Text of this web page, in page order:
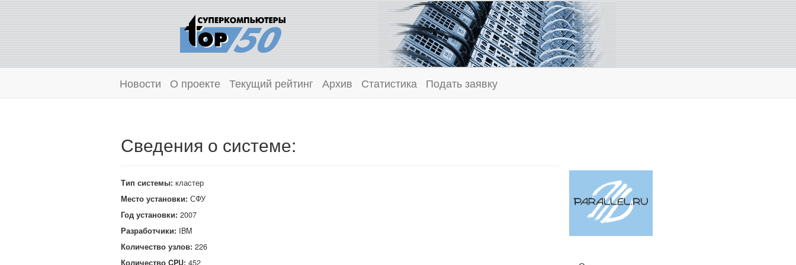
Новости О проекте Текущий рейтинг Архив Статистика Подать заявку
Сведения о системе:
Тип системы: кластер
Место установки: СФУ
Год установки: 2007
Разработчики: IBM
Количество узлов: 226
Количество CPU: 452